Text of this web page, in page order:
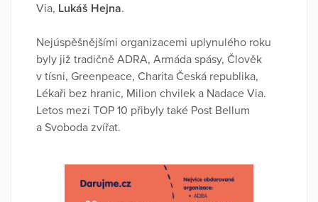
Via, Lukáš Hejna.
Nejúspěšnějšími organizacemi uplynulého roku
byly již tradičně ADRA, Armáda spásy, Člověk
v tísni, Greenpeace, Charita Česká republika,
Lékaři bez hranic, Milion chvilek a Nadace Via.
Letos mezi TOP 10 přibyly také Post Bellum
a Svoboda zvířat.